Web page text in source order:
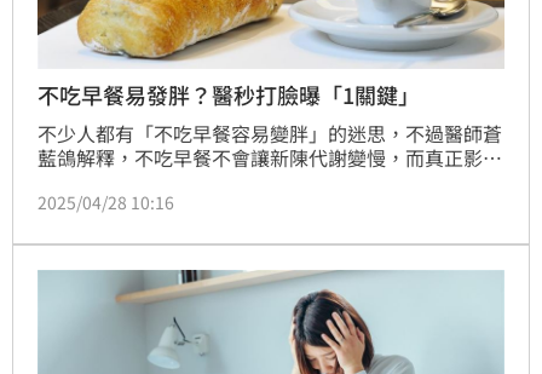
不吃早餐易發胖？醫秒打臉曝「1關鍵」
不少人都有「不吃早餐容易變胖」的迷思，不過醫師蒼
藍鴿解釋，不吃早餐不會讓新陳代謝變慢，而真正影響
2025/04/28 10:16